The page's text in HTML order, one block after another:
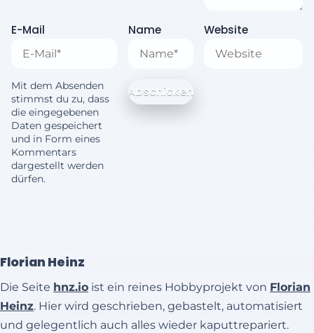
E-Mail Name Website
Mit dem Absenden
stimmst du zu, dass
die eingegebenen
Daten gespeichert
und in Form eines
Kommentars
dargestellt werden
dürfen.
Florian Heinz
Die Seite hnz.io ist ein reines Hobbyprojekt von Florian
Heinz. Hier wird geschrieben, gebastelt, automatisiert
und gelegentlich auch alles wieder kaputtrepariert.